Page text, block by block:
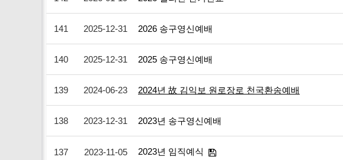
141 2025-12-31 2026 송구영신예배
140 2025-12-31 2025 송구영신예배
139 2024-06-23 2024년 故 김익보 원로장로 천국환송예배
138 2023-12-31 2023년 송구영신예배
137 2023-11-05 2023년 임직예식